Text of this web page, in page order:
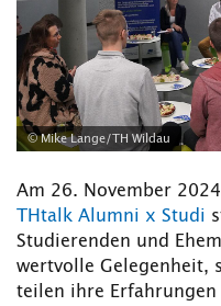
© Mike Lange/TH Wildau
Am 26. November
THtalk Alumni x Studi
Studierenden und
wertvolle Gelegenheit,
teilen ihre Erfahrungen